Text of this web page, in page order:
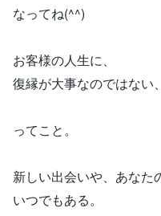
なってね(^^)
お客様の人生に、
復縁が大事なのではない
ってこと。
新しい出会いや、あなた
いつでもある。